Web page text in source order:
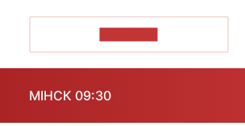
МІНСК 09:30